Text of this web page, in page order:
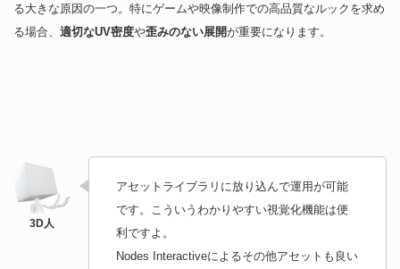
る大きな原因の一つ。特にゲームや映像制作での高品質なルックを求め
る場合、 適切なUV密度や歪みのない展開が重要になります。
アセットライブラリに放り込んで運用が可能
です。こういうわかりやすい視覚化機能は便
利ですよ。
Nodes Interactiveによるその他アセットも良い